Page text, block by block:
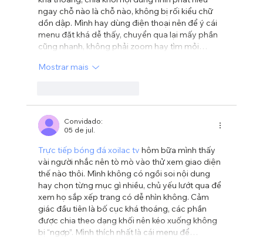
ngay chỗ nào là chỗ nào, không bị rối kiểu chữ
dồn dập. Mình hay dùng điện thoại nên để ý cái
menu đặt khá dễ thấy, chuyển qua lại mấy phần
cũng nhanh, không phải zoom hay tìm mỏi…
Mostrar mais
Convidado:
05 de jul.
Trực tiếp bóng đá xoilac tv hôm bữa mình thấy
vài người nhắc nên tò mò vào thử xem giao diện
thế nào thôi. Mình không có ngồi soi nội dung
hay chọn từng mục gì nhiều, chủ yếu lướt qua để
xem họ sắp xếp trang có dễ nhìn không. Cảm
giác đầu tiên là bố cục khá thoáng, các phần
được chia theo dạng khối nên kéo xuống không
bị “ngợp”. Mình thích nhất là cái menu để…